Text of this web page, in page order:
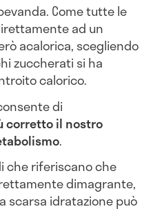
Come tutte le
ad un
acalorica, scegliendo
zuccherati si ha
calorico.
di
corretto il nostro
.
che riferiscano che
dimagrante,
scarsa idratazione può